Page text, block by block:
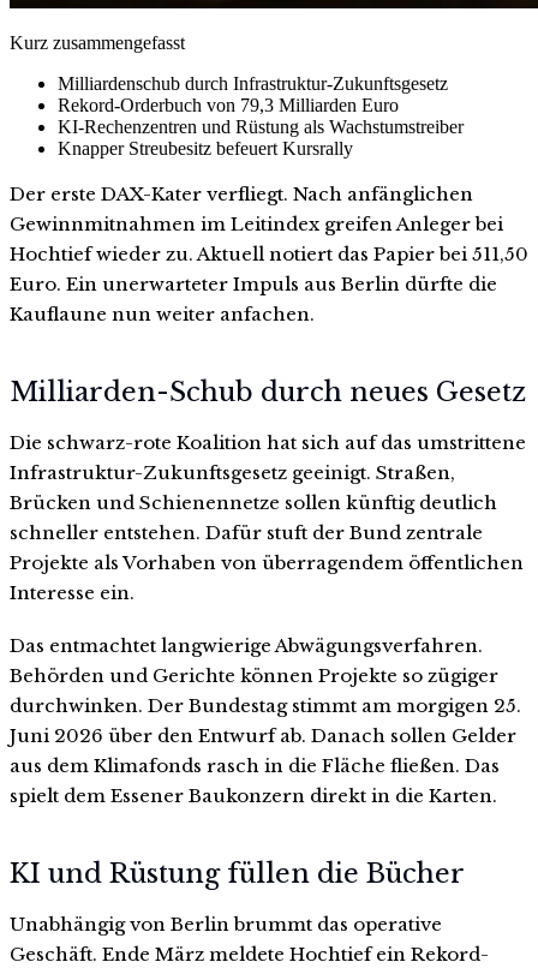
Kurz zusammengefasst
Milliardenschub durch Infrastruktur-Zukunftsgesetz
Rekord-Orderbuch von 79,3 Milliarden Euro
KI-Rechenzentren und Rüstung als Wachstumstreiber
Knapper Streubesitz befeuert Kursrally
Der erste DAX-Kater verfliegt. Nach anfänglichen
Gewinnmitnahmen im Leitindex greifen Anleger bei
Hochtief wieder zu. Aktuell notiert das Papier bei 511,50
Euro. Ein unerwarteter Impuls aus Berlin dürfte die
Kauflaune nun weiter anfachen.
Milliarden-Schub durch neues Gesetz
Die schwarz-rote Koalition hat sich auf das umstrittene
Infrastruktur-Zukunftsgesetz geeinigt. Straßen,
Brücken und Schienennetze sollen künftig deutlich
schneller entstehen. Dafür stuft der Bund zentrale
Projekte als Vorhaben von überragendem öffentlichen
Interesse ein.
Das entmachtet langwierige Abwägungsverfahren.
Behörden und Gerichte können Projekte so zügiger
durchwinken. Der Bundestag stimmt am morgigen 25.
Juni 2026 über den Entwurf ab. Danach sollen Gelder
aus dem Klimafonds rasch in die Fläche fließen. Das
spielt dem Essener Baukonzern direkt in die Karten.
KI und Rüstung füllen die Bücher
Unabhängig von Berlin brummt das operative
Geschäft. Ende März meldete Hochtief ein Rekord-